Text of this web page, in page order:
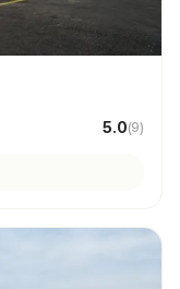
5.0(9)